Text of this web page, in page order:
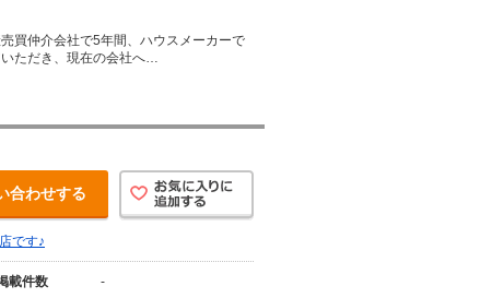
買仲介会社で5年間、ハウスメーカーで
ただき、現在の会社へ…
合わせする
です♪
載件数 -